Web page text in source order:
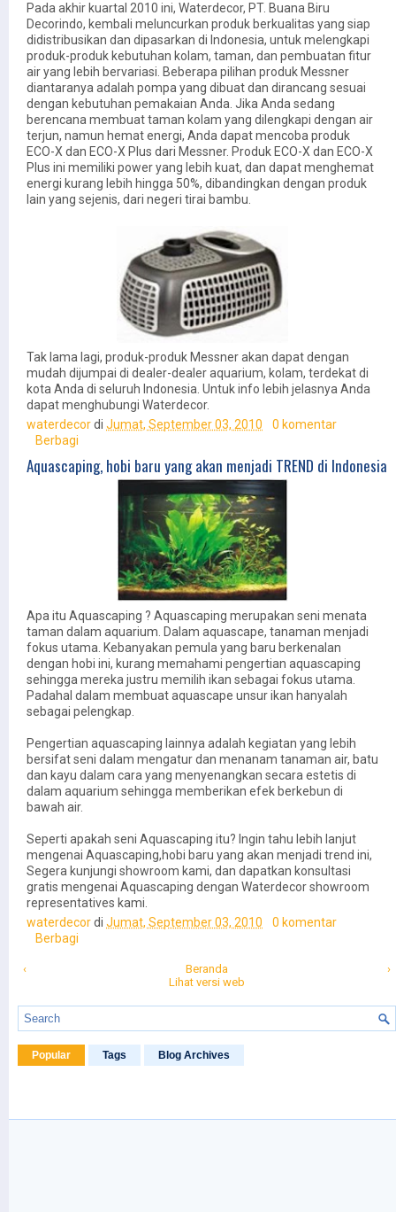
Pada akhir kuartal 2010 ini, Waterdecor, PT. Buana Biru
Decorindo, kembali meluncurkan produk berkualitas yang siap
didistribusikan dan dipasarkan di Indonesia, untuk melengkapi
produk-produk kebutuhan kolam, taman, dan pembuatan fitur
air yang lebih bervariasi. Beberapa pilihan produk Messner
diantaranya adalah pompa yang dibuat dan dirancang sesuai
dengan kebutuhan pemakaian Anda. Jika Anda sedang
berencana membuat taman kolam yang dilengkapi dengan air
terjun, namun hemat energi, Anda dapat mencoba produk
ECO-X dan ECO-X Plus dari Messner. Produk ECO-X dan ECO-X
Plus ini memiliki power yang lebih kuat, dan dapat menghemat
energi kurang lebih hingga 50%, dibandingkan dengan produk
lain yang sejenis, dari negeri tirai bambu.
Tak lama lagi, produk-produk Messner akan dapat dengan
mudah dijumpai di dealer-dealer aquarium, kolam, terdekat di
kota Anda di seluruh Indonesia. Untuk info lebih jelasnya Anda
dapat menghubungi Waterdecor.
waterdecordi Jumat, September 03, 2010
0 komentar
Berbagi
Aquascaping, hobi baru yang akan menjadi TREND di Indonesia
Apa itu Aquascaping ? Aquascaping merupakan seni menata
taman dalam aquarium. Dalam aquascape, tanaman menjadi
fokus utama. Kebanyakan pemula yang baru berkenalan
dengan hobi ini, kurang memahami pengertian aquascaping
sehingga mereka justru memilih ikan sebagai fokus utama.
Padahal dalam membuat aquascape unsur ikan hanyalah
sebagai pelengkap.
Pengertian aquascaping lainnya adalah kegiatan yang lebih
bersifat seni dalam mengatur dan menanam tanaman air, batu
dan kayu dalam cara yang menyenangkan secara estetis di
dalam aquarium sehingga memberikan efek berkebun di
bawah air.
Seperti apakah seni Aquascaping itu? Ingin tahu lebih lanjut
mengenai Aquascaping,hobi baru yang akan menjadi trend ini,
Segera kunjungi showroom kami, dan dapatkan konsultasi
gratis mengenai Aquascaping dengan Waterdecor showroom
representatives kami.
waterdecordi Jumat, September 03, 2010
0 komentar
Berbagi
‹ ›
Beranda
Lihat versi web
Popular Tags Blog Archives